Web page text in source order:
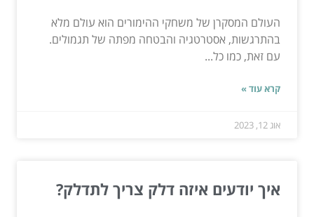
העולם המסקרן של משחקי ההימורים הוא עולם מלא
בהתרגשות, אסטרטגיה והבטחה מפתה של תגמולים.
עם זאת, כמו כל...
קרא עוד »
אוג 12, 2023
איך יודעים איזה דלק צריך לתדלק?